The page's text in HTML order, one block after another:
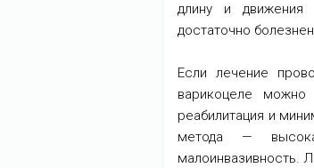
длину и движения
достаточно
Если лечение
варикоцеле можно
реабилитация и
метода —
малоинвазивность.